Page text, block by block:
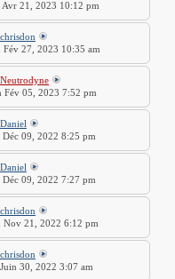
Avr 21, 2023 10:12 pm
chrisdon
Fév 27, 2023 10:35 am
Neutrodyne
Fév 05, 2023 7:52 pm
Daniel
Déc 09, 2022 8:25 pm
Daniel
Déc 09, 2022 7:27 pm
chrisdon
Nov 21, 2022 6:12 pm
chrisdon
30, 2022 3:07 am